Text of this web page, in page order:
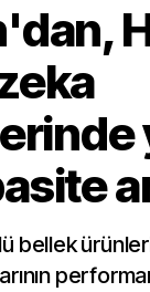
bellek